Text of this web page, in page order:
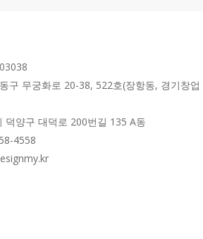
구 무궁화로 20-38, 522호(장항동, 경기창업
덕양구 대덕로 200번길 135 A동
4558